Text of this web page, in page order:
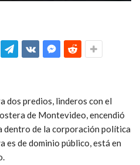
dos predios, linderos con el
de Montevideo, encendió
dentro de la corporación política
es de dominio público, está en